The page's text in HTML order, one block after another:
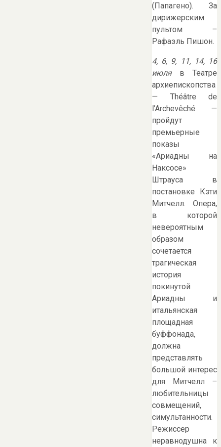
(Папагено). За
дирижерским
пультом –
Рафаэль Пишон.
4, 6, 9, 11, 14, 16
июляв Театре
архиепископства
— Théâtre de
l’Archevêché —
пройдут
премьерные
показы
«Ариадны на
Наксосе»
Штрауса в
постановке Кэти
Митчелл. Опера,
в которой
невероятным
образом
сочетается
трагическая
история
покинутой
Ариадны и
итальянская
площадная
буффонада,
должна
представлять
большой интерес
для Митчелл –
любительницы
совмещений,
симультанности.
Режиссер
неравнодушна к